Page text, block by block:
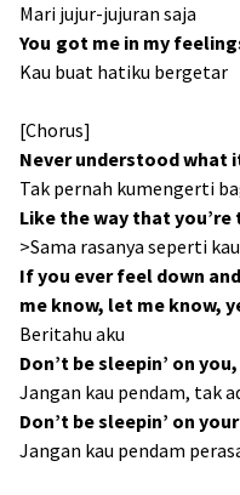
Mari jujur-jujuran saja
You got me in my
Kau buat hatiku bergetar
[Chorus]
Never understood what
Tak pernah kumengerti
Like the way that you’re
>Sama rasanya seperti
If you ever feel down
me know, let me know,
Beritahu aku
Don’t be sleepin’ on
Jangan kau pendam, tak
Don’t be sleepin’ on
Jangan kau pendam